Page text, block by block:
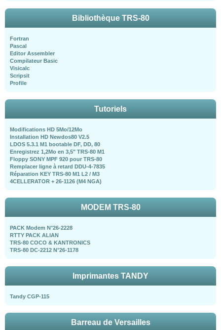
Bibliothèque TRS-80
Fortran
Pascal
Editor Assembler
Compilateur Basic
Visicalc
Scripsit
Profile
Tutoriels
Modifications HD 5Mo/12Mo
Installation HD Newdos80 V2.5
LDOS 5.3.1 M1 bootable DF, DD, 80
Enregistrez 1,2Mo en 3,5" TRS-80 M1
Floppy SONY MPF 920 pour TRS-80
Remplacer ligne à retard DDU-4-7835
Réparation KEY TRS-80 M1 L2 / M3
4CELLERATOR + 26-1126 (M4 NGA)
MODEM TRS-80
PACK Modem N°26-2228
RTTY PACK ALIAN
TRS-80 COCO & KANTRONICS
TRS-80 DC-2212 N°26-1178
Imprimantes TANDY
Tandy CGP-115
Barreau de Versailles